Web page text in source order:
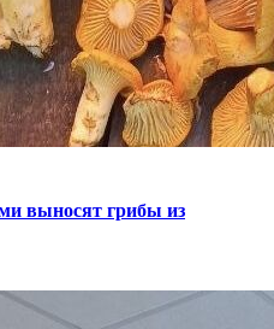
выносят грибы из